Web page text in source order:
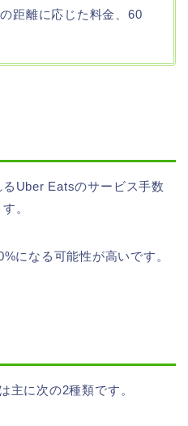
離に応じた料金、60
るUber Eatsのサービス手数
。
になる可能性が高いです。
主に次の2種類です。